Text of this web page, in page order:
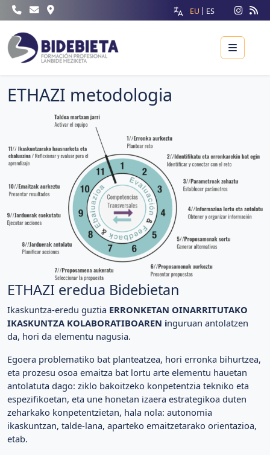
EU ES
Menu
ETHAZI metodologia
ETHAZI eredua Bidebietan
Ikaskuntza-eredu guztia ERRONKETAN OINARRITUTAKO
IKASKUNTZA KOLABORATIBOAREN inguruan antolatzen
da, hori da elementu nagusia.
Egoera problematiko bat planteatzea, hori erronka bihurtzea,
eta prozesu osoa emaitza bat lortu arte elementu hauetan
antolatuta dago: ziklo bakoitzeko konpetentzia tekniko eta
espezifikoetan, eta une honetan izaera estrategikoa duten
zeharkako konpetentzietan, hala nola: autonomia
ikaskuntzan, talde-lana, aparteko emaitzetarako orientazioa,
etab.